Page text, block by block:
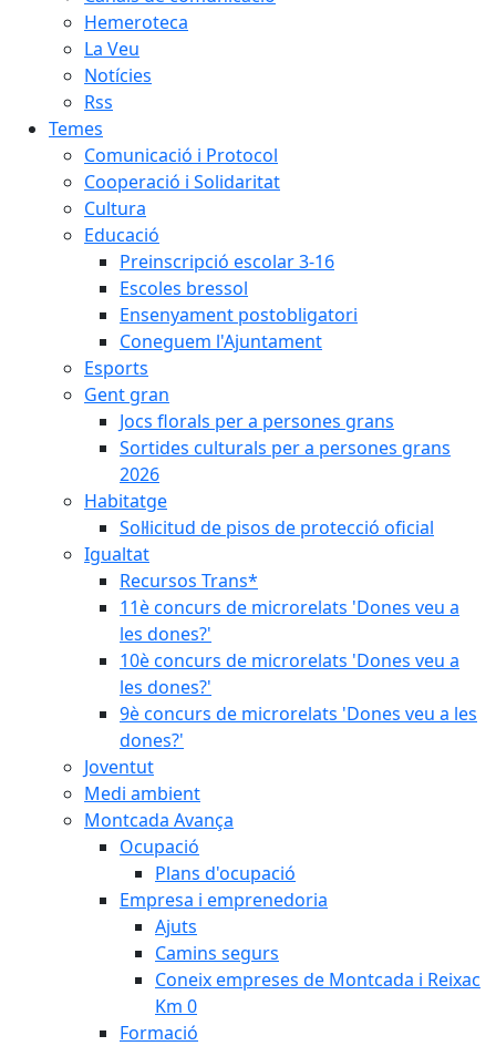
Hemeroteca
La Veu
Notícies
Rss
Temes
Comunicació i Protocol
Cooperació i Solidaritat
Cultura
Educació
Preinscripció escolar 3-16
Escoles bressol
Ensenyament postobligatori
Coneguem l'Ajuntament
Esports
Gent gran
Jocs florals per a persones grans
Sortides culturals per a persones grans
2026
Habitatge
Sol·licitud de pisos de protecció oficial
Igualtat
Recursos Trans*
11è concurs de microrelats 'Dones veu a
les dones?'
10è concurs de microrelats 'Dones veu a
les dones?'
9è concurs de microrelats 'Dones veu a les
dones?'
Joventut
Medi ambient
Montcada Avança
Ocupació
Plans d'ocupació
Empresa i emprenedoria
Ajuts
Camins segurs
Coneix empreses de Montcada i Reixac
Km 0
Formació